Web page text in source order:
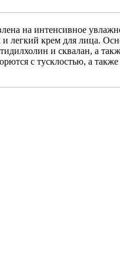
на интенсивное
легкий крем для лица.
и сквалан, а
с тусклостью, а